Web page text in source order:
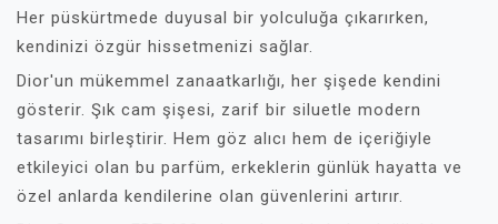
Her püskürtmede duyusal bir yolculuğa çıkarırken,
kendinizi özgür hissetmenizi sağlar.
Dior'un mükemmel zanaatkarlığı, her şişede kendini
gösterir. Şık cam şişesi, zarif bir siluetle modern
tasarımı birleştirir. Hem göz alıcı hem de içeriğiyle
etkileyici olan bu parfüm, erkeklerin günlük hayatta ve
özel anlarda kendilerine olan güvenlerini artırır.